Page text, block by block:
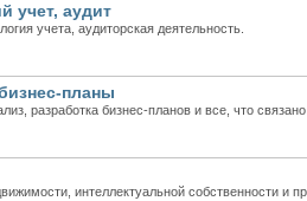
учет, аудит
учета, аудиторская деятельность.
планы
разработка бизнес-планов и все, что
интеллектуальной собственности и